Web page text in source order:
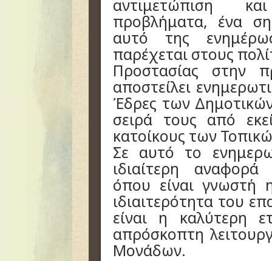
αντιμετώπιση
προβλήματα, ένα
αυτό της
παρέχεται στους
Προστασίας στην
αποστείλει
Έδρες των
σειρά τους από
κατοίκους των
Σε αυτό το
ιδιαίτερη
όπου είναι γνωστή
ιδιαιτερότητα του
είναι η καλύτερη
απρόσκοπτη
Μονάδων.